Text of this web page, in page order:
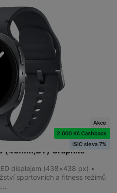
(40mm,BT) Graphite
Akce
2 000 Kč Cashback
ISIC sleva 7%
displejem (438×438 px) •
sportovních a fitness režimů